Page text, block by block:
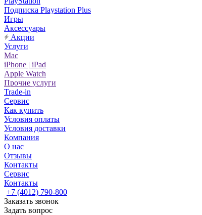
Подписка Playstation Plus
Игры
Аксессуары
Акции
Услуги
Mac
iPhone | iPad
Apple Watch
Прочие услуги
Trade-in
Сервис
Как купить
Условия оплаты
Условия доставки
Компания
О нас
Отзывы
Контакты
Сервис
Контакты
+7 (4012) 790-800
Заказать звонок
Задать вопрос